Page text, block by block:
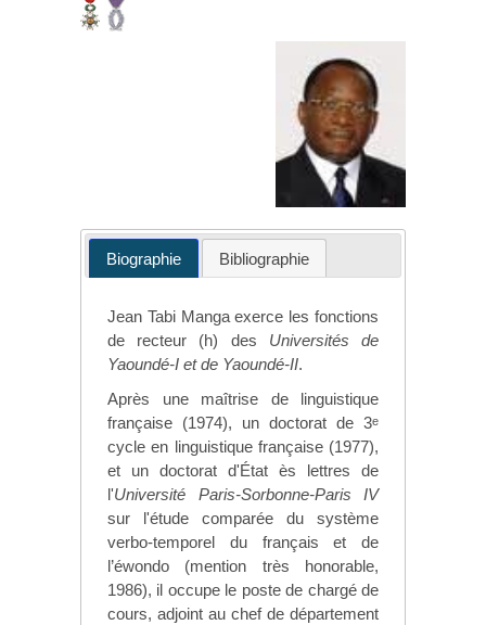
Biographie Bibliographie
Jean Tabi Manga exerce les fonctions
de recteur (h) des Universités de
Yaoundé-I et de Yaoundé-II.
Après une maîtrise de linguistique
française (1974), un doctorat de 3e
cycle en linguistique française (1977),
et un doctorat d'État ès lettres de
l'Université Paris-Sorbonne-Paris IV
sur l'étude comparée du système
verbo-temporel du français et de
l’éwondo (mention très honorable,
1986), il occupe le poste de chargé de
cours, adjoint au chef de département